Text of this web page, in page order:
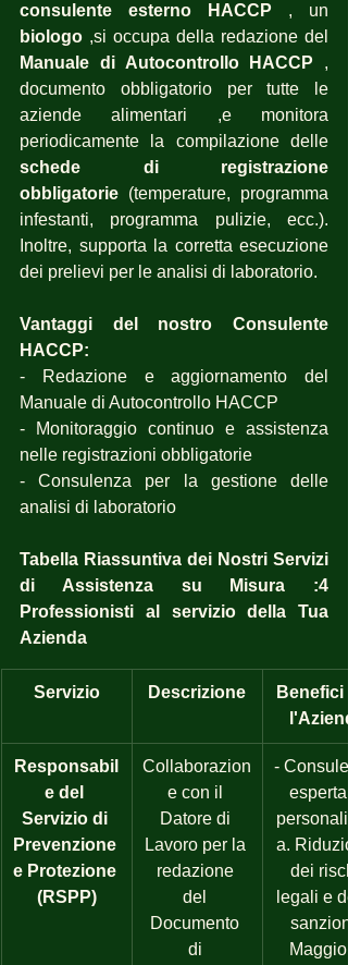
consulente esterno HACCP
biologo
Manuale di Autocontrollo HACCP ,
documento obbligatorio per tutte le
aziende alimentari ,e monitora
schede di registrazione
obbligatorie (temperature, programma
infestanti, programma pulizie, ecc.).
Inoltre, supporta la corretta esecuzione
dei prelievi per le analisi di laboratorio.
Vantaggi del nostro Consulente
HACCP:
- Redazione e aggiornamento del
Manuale di Autocontrollo HACCP
- Monitoraggio continuo e assistenza
nelle registrazioni obbligatorie
- Consulenza per la gestione delle
analisi di laboratorio
Tabella Riassuntiva dei Nostri Servizi
di Assistenza su Misura :4
Professionisti al servizio della Tua
Azienda
Servizio Descrizione
Benefici
Responsabil
e del
Servizio di
Prevenzione
e Protezione
(RSPP)
Collaborazion
e con il
Datore di
Lavoro per la
redazione
del
Documento
di
-
esperta
a.
dei
legali e